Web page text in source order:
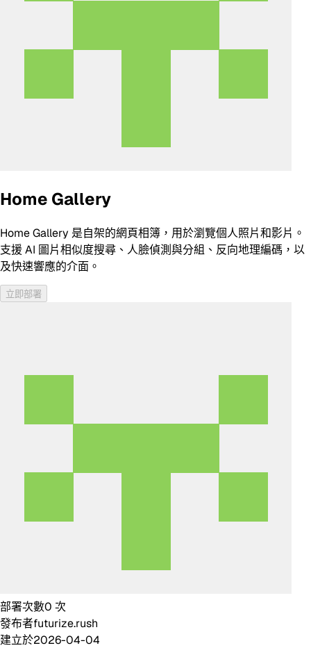
Home Gallery
Home Gallery 是自架的網頁相簿，用於瀏覽個人照片和影片。
支援 AI 圖片相似度搜尋、人臉偵測與分組、反向地理編碼，以
及快速響應的介面。
立即部署
部署次數0 次
發布者futurize.rush
建立於2026-04-04